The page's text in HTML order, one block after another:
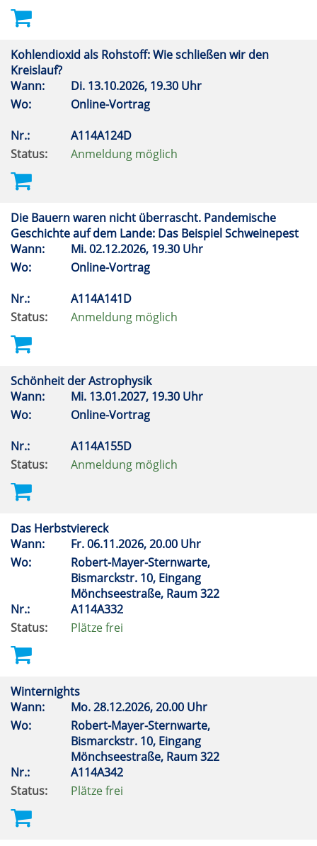
Kohlendioxid als Rohstoff: Wie schließen wir den
Kreislauf?
Wann:
Di. 13.10.2026, 19.30 Uhr
Wo:
Online-Vortrag
Nr.:
A114A124D
Status:
Anmeldung möglich
Die Bauern waren nicht überrascht. Pandemische
Geschichte auf dem Lande: Das Beispiel Schweinepest
Wann:
Mi.02.12.2026, 19.30 Uhr
Wo:
Online-Vortrag
Nr.:
A114A141D
Status:
Anmeldung möglich
Schönheit der Astrophysik
Wann:
Mi. 13.01.2027, 19.30 Uhr
Wo:
Online-Vortrag
Nr.:
A114A155D
Status:
Anmeldung möglich
Das Herbstviereck
Wann:
Fr.06.11.2026, 20.00 Uhr
Wo:
Robert-Mayer-Sternwarte,
Bismarckstr. 10, Eingang
Mönchseestraße, Raum 322
Nr.:
A114A332
Status:
Plätze frei
Winternights
Wann:
Mo.28.12.2026, 20.00 Uhr
Wo:
Robert-Mayer-Sternwarte,
Bismarckstr. 10, Eingang
Mönchseestraße, Raum 322
Nr.:
A114A342
Status:
Plätze frei